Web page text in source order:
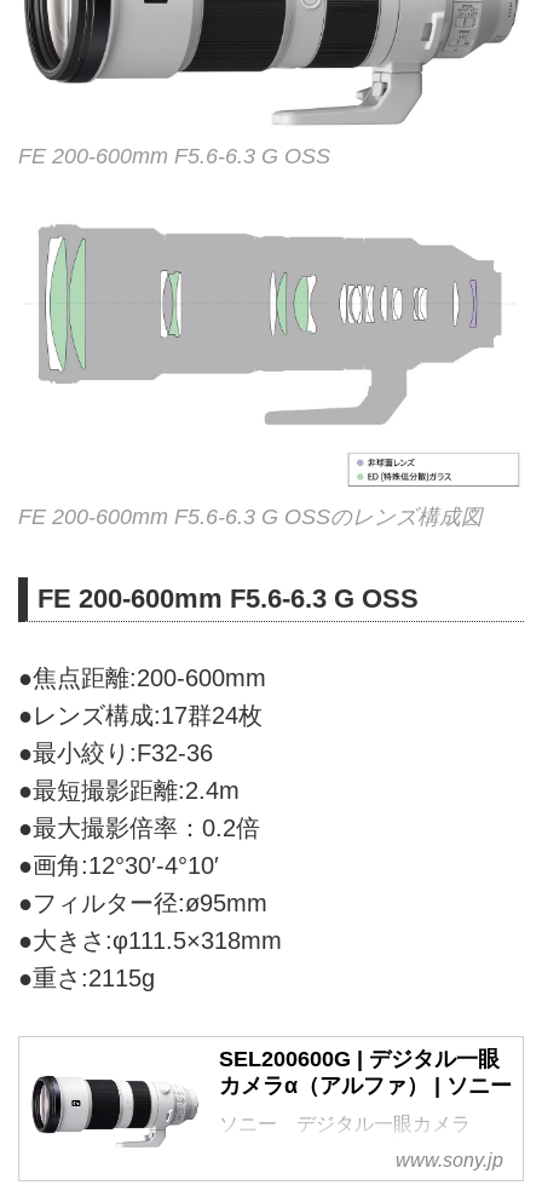
FE 200-600mm F5.6-6.3 G OSS
FE 200-600mm F5.6-6.3 G OSSのレンズ構成図
FE 200-600mm F5.6-6.3 G OSS
●焦点距離:200-600mm
●レンズ構成:17群24枚
●最小絞り:F32-36
●最短撮影距離:2.4m
●最大撮影倍率：0.2倍
●画角:12°30′-4°10′
●フィルター径:ø95mm
●大きさ:φ111.5×318mm
●重さ:2115g
SEL200600G | デジタル一眼
カメラα（アルファ） | ソニー
ソニー デジタル一眼カメラ
α（アルファ） 公式ウェブサイ
ト。デジタル一眼カメラα（アル
www.sony.jp